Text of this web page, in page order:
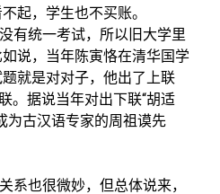
起，学生也不买账。
有统一考试，所以旧大学里
说，当年陈寅恪在清华国学
就是对对子，他出了上联
。据说当年对出下联“胡适
为古汉语专家的周祖谟先
系也很微妙，但总体说来，